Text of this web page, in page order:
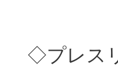
◇プレス